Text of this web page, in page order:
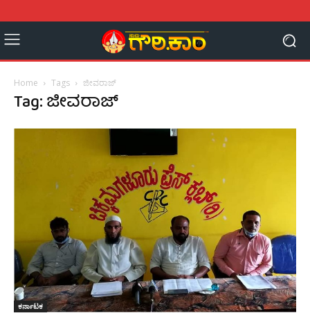
Home Tags ಜೀವರಾಜ್
Tag: ಜೀವರಾಜ್
ಕರ್ನಾಟಕ